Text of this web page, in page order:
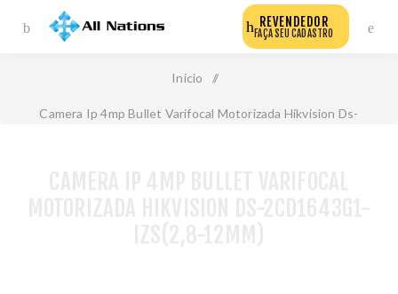
REVENDEDOR
FAÇA SEU CADASTRO
Início /
Camera Ip 4mp Bullet Varifocal Motorizada Hikvision Ds-